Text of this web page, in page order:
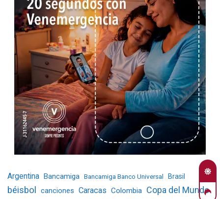
Argentina Bancamiga Bancamiga Banco Universal Brasil
béisbol canciones Caracas Colombia Copa del Mundo